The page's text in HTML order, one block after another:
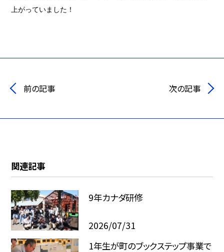
上がっていました！
前の記事 次の記事
関連記事
9年カナダ研修
2026/07/31
1年生が町のブックステップ事業で